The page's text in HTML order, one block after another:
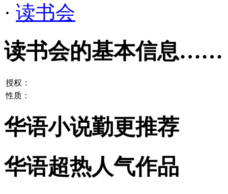
· 读书会
读书会的基本信息……
授权：
性质：
华语小说勤更推荐
华语超热人气作品